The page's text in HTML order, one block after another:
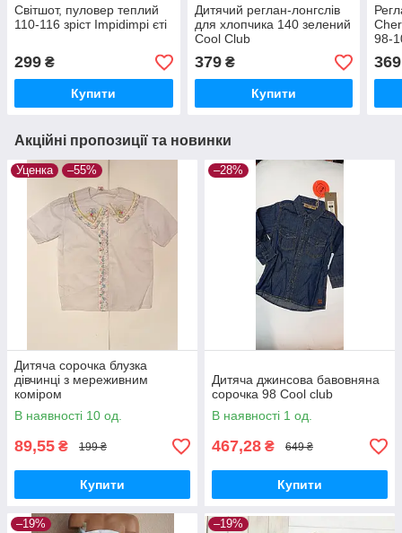
Світшот, пуловер теплий
110-116 зріст Impidimpi єті
299 ₴
Купити
Дитячий реглан-лонгслів
для хлопчика 140 зелений
Cool Club
379₴
Купити
98-
369
Акційні пропозиції та новинки
Уценка –55%
Дитяча сорочка блузка
дівчинці з мереживним
коміром
В наявності 10 од.
89,55 ₴ 199 ₴
Купити
–28%
Дитяча джинсова бавовняна
сорочка 98 Cool club
В наявності 1 од.
467,28 ₴ 649 ₴
Купити
–19% –19%